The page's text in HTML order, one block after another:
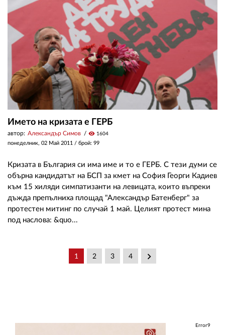
Името на кризата е ГЕРБ
автор: Александър Симов visibility 1604
понеделник, 02 Май 2011 / брой: 99
Кризата в България си има име и то е ГЕРБ. С тези думи се
обърна кандидатът на БСП за кмет на София Георги Кадиев
към 15 хиляди симпатизанти на левицата, които въпреки
дъжда препълниха площад "Александър Батенберг" за
протестен митинг по случай 1 май. Целият протест мина
под наслова: &quo...
1 2 3 4 keyboard_arrow_right
Error9